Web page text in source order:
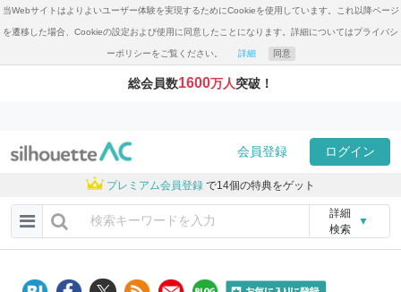
当Webサイトはよりよいユーザー体験を実現するためにCookieを使用しています。これ以降ページ
を遷移した場合、Cookieの設定および使用に同意したことになります。詳細についてはプライバシ
ーポリシーをご覧ください。 詳細 同意
総会員数1600万人突破！
会員登録 ログイン
プレミアム会員登録 で14個の特典をゲット
詳細
検索
▼